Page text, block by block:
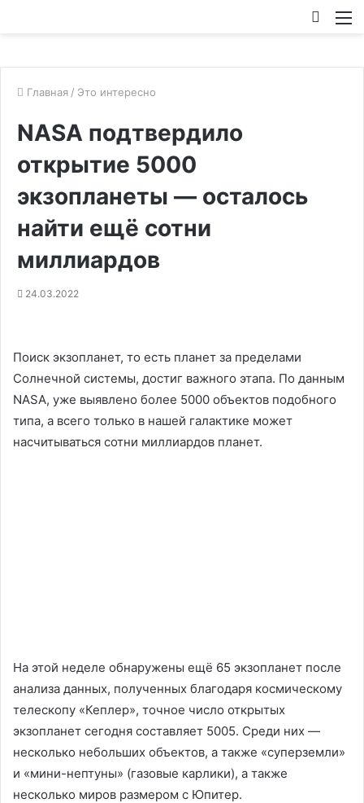
Главная / Это интересно
NASA подтвердило
открытие 5000
экзопланеты — осталось
найти ещё сотни
миллиардов
24.03.2022
Поиск экзопланет, то есть планет за пределами
Солнечной системы, достиг важного этапа. По данным
NASA, уже выявлено более 5000 объектов подобного
типа, а всего только в нашей галактике может
насчитываться сотни миллиардов планет.
На этой неделе обнаружены ещё 65 экзопланет после
анализа данных, полученных благодаря космическому
телескопу «Кеплер», точное число открытых
экзопланет сегодня составляет 5005. Среди них —
несколько небольших объектов, а также «суперземли»
и «мини-нептуны» (газовые карлики), а также
несколько миров размером с Юпитер.